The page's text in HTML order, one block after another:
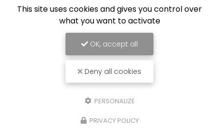
This site uses cookies and gives you control over
what you want to activate
OK, accept all
Deny all cookies
PERSONALIZE
PRIVACY POLICY